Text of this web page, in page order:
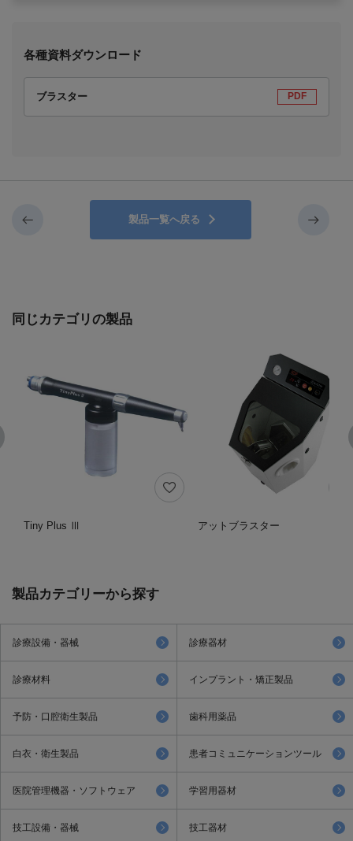
各種資料ダウンロード
ブラスター PDF
製品一覧へ戻る
同じカテゴリの製品
Tiny Plus Ⅲ アットブラスター
製品カテゴリーから探す
診療設備・器械 診療器材
診療材料 インプラント・矯正製品
予防・口腔衛生製品 歯科用薬品
白衣・衛生製品 患者コミュニケーションツール
医院管理機器・ソフトウェア 学習用器材
技工設備・器械 技工器材